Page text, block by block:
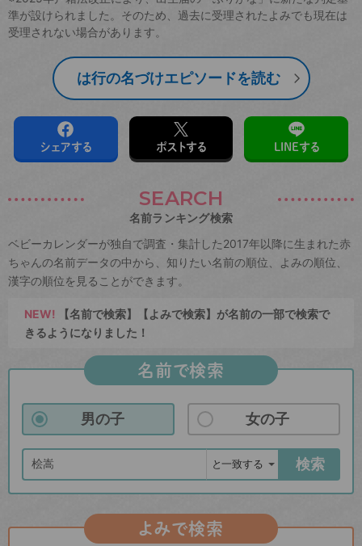
準が設けられました。そのため、過去に受理されたよみでも現在は
受理されない場合があります。
は行の名づけエピソードを読む
シェアする ポストする LINEする
SEARCH
名前ランキング検索
ベビーカレンダーが独自で調査・集計した2017年以降に生まれた赤
ちゃんの名前データの中から、知りたい名前の順位、よみの順位、
漢字の順位を見ることができます。
NEW! 【名前で検索】【よみで検索】が名前の一部で検索で
きるようになりました！
名前で検索
男の子 女の子
検索
よみで検索